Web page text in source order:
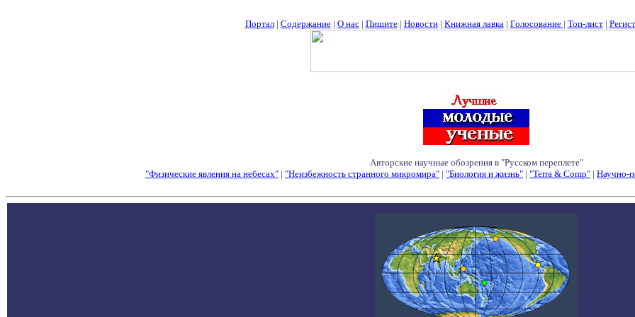
Портал| Содержание| О нас| Пишите| Новости| Книжная лавка| Голосование | Топ-лист|
Авторские научные обозрения в "Русском переплете"
"Физические явления на небесах" | "Неизбежность странного микромира" | "Биология и жизнь" | "Terra & Comp" | Научно-